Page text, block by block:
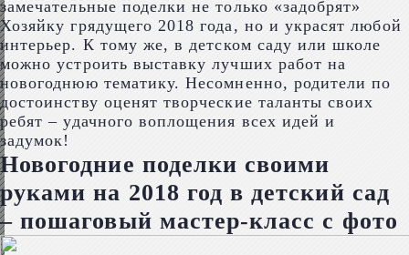
замечательные поделки не только «задобрят»
Хозяйку грядущего 2018 года, но и украсят любой
интерьер. К тому же, в детском саду или школе
можно устроить выставку лучших работ на
новогоднюю тематику. Несомненно, родители по
достоинству оценят творческие таланты своих
ребят – удачного воплощения всех идей и
задумок!
Новогодние поделки своими
руками на 2018 год в детский сад
– пошаговый мастер-класс с фото